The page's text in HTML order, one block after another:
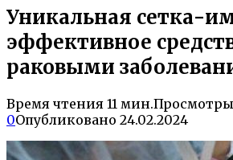
Уникальная сетка-
эффективное
раковыми
Время чтения 11 мин.Просмотры
0Опубликовано 24.02.2024